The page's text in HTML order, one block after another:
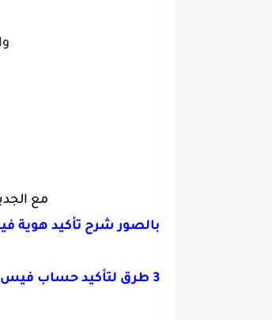
مع
بالصور شرح تأكيد
3 طرق لتأكيد حساب فيس بوك تأكيد أساسي وهو مفتوح